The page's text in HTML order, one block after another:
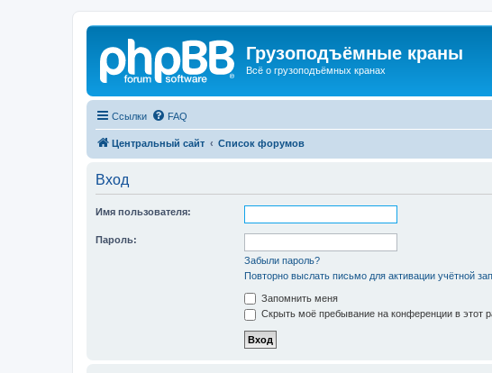
Грузоподъёмные краны
Всё о грузоподъёмных кранах
Ссылки FAQ
Центральный сайт Список форумов
Вход
Имя пользователя:
Пароль:
Забыли пароль?
Повторно выслать письмо для активации учётной
Запомнить меня
Скрыть моё пребывание на конференции в этот